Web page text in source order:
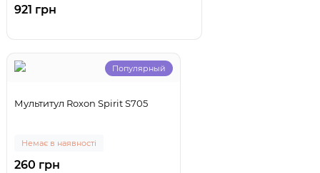
921 грн
Популярный
Мультитул Roxon Spirit S705
Немає в наявності
260 грн